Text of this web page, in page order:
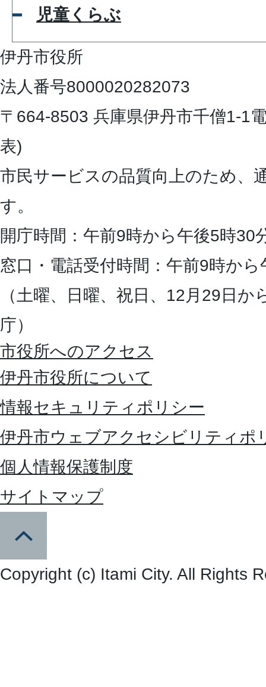
児童くらぶ
伊丹市役所
法人番号8000020282073
〒664-8503 兵庫県伊丹市千僧1-1
表)
市民サービスの品質向上のため、
す。
開庁時間：午前9時から午後5時30
窓口・電話受付時間：午前9時か
（土曜、日曜、祝日、12月29日
庁）
市役所へのアクセス
伊丹市役所について
情報セキュリティポリシー
伊丹市ウェブアクセシビリティポ
個人情報保護制度
サイトマップ
Copyright (c) Itami City. All Rights